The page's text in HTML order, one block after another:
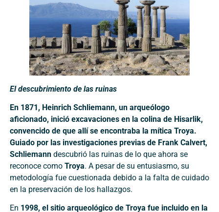
El descubrimiento de las ruinas
En 1871, Heinrich Schliemann, un arqueólogo
aficionado, inició excavaciones en la colina de Hisarlik,
convencido de que allí se encontraba la mítica Troya.
Guiado por las investigaciones previas de Frank Calvert,
Schliemann descubrió las ruinas de lo que ahora se
reconoce como Troya. A pesar de su entusiasmo, su
metodología fue cuestionada debido a la falta de cuidado
en la preservación de los hallazgos.
En 1998, el sitio arqueológico de Troya fue incluido en la